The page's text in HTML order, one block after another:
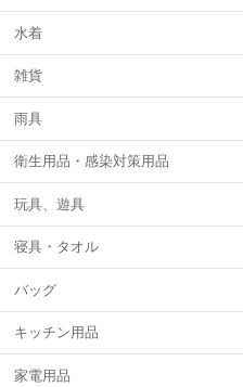
水着
雑貨
雨具
衛生用品・感染対策用品
玩具、遊具
寝具・タオル
バッグ
キッチン用品
家電用品